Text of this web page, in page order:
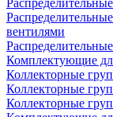
вентилями
Комплектующие
Коллекторные
Коллекторные
Коллекторные